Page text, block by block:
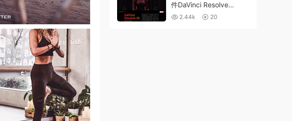
件DaVinci Resolve
Studio21.0.3 中文版
2.44k 20